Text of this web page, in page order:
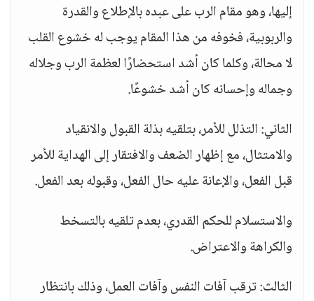
إليها، وهو مقام الرب على عبده بالإطلاع والقدرة
والربوبية، فخوفه من هذا المقام يوجب له خشوع القلب
لا محالة، وكلما كان أشد استحضارًا لعظمة الرب وجلاله
وجماله وإحسانه كان أشد خشوعًا.
الثاني: التذلل للأمر، بتلقيه بذلة القبول والانقياد
والامتثال، مع إظهار الضعف والافتقار إلى الهداية للأمر
قبل الفعل، والإعانة عليه حال الفعل، وقبوله بعد الفعل.
والاستسلام للحكم القدري، بعدم تلقيه بالتسخط
والكراهة والاعتراض.
الثالث: ترقب آفات النفس وآفات العمل، وذلك بانتظار